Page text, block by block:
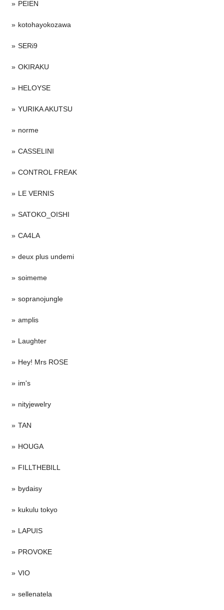
PEIEN
kotohayokozawa
SERi9
OKIRAKU
HELOYSE
YURIKA AKUTSU
norme
CASSELINI
CONTROL FREAK
LE VERNIS
SATOKO_OISHI
CA4LA
deux plus undemi
soimeme
sopranojungle
amplis
Laughter
Hey! Mrs ROSE
im's
nityjewelry
TAN
HOUGA
FILLTHEBILL
bydaisy
kukulu tokyo
LAPUIS
PROVOKE
VIO
sellenatela